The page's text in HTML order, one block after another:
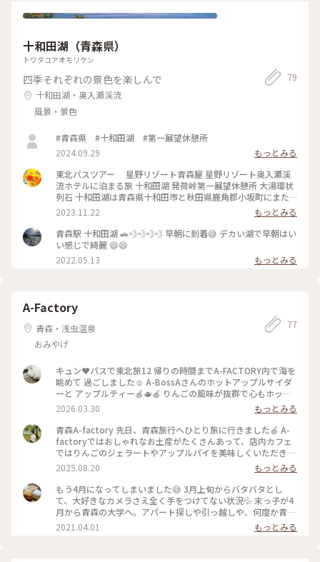
十和田湖（青森県）
トワダコアオモリケン
四季それぞれの景色を楽しんで
十和田湖・奥入瀬渓流
風景・景色
79
#青森県 #十和田湖 #第一展望休憩所
2024.09.29
もっとみる
東北バスツアー 星野リゾート青森屋 星野リゾート奥入瀬渓
流ホテルに泊まる旅 十和田湖 発荷峠第一展望休憩所 大湯環状
列石 十和田湖は青森県十和田市と秋田県鹿角郡小坂町にまた
がる湖です。 地図を見ると十和田湖の上に県境があります。こ
の県境は2008年に青森県と秋田県が十和田湖を「青森:秋田
=6:4」で分割することに合意して決められたのだそうです。
県境が決まらないと、十和田湖、約６１平方キロメートル分の
地方交付税約６７００万円がどこにも交付されないという大人
の事情があって湖の上に県境を作ったとか。 発荷峠第一展望
んぽ鍋を食べだあとは、バスの中からはユネスコ世界文化遺産
である大湯環状列石を見ることができました。縄文時代後期の
遺跡で、配石遺構や建物の柱跡、土器や石器も多数出土してい
る場所なのだそうです。 バスの運転手さんがゆっくりと通過し
スポットは十和田湖です。 #私のことりっぷ旅 #秋さんぽ #青
森県 #秋田県 #十和田湖 #県境は #小さな川でした
2023.11.22
もっとみる
青森駅 十和田湖 🚗💨💨💨💨 早朝に到着😅 デカい湖で早朝はい
い感じで綺麗 😄😄
2022.05.13
もっとみる
A-Factory
青森・浅虫温泉
おみやげ
77
キュン❤️パスで東北旅12 帰りの時間までA-FACTORY内で海を
眺めて 過ごしました☺️ A-BossAさんのホットアップルサイダ
ーと アップルティー🍎🫖🍎 りんごの風味が抜群で心もホッと
温まる美味しい 優しいドリンクです🥰 写真②はGelato
natura dueの青森産の素材に こだわったジェラートです🍨 私
が選んだのは青森産胡桃のジェラートと りんごのジェラート
🍨りんごは確かふじ🍎 甘過ぎない自然の甘さのジェラートと
りんごの 爽やかさが抜群です🤍🤍 旅の最後までりんご尽くし
🤭 お昼は駅ナカの鮨勘さんでサクッと済ませて🍣 A-FACTORY
で旅を振り返りのんびりタイム✨ 写真③は新青森駅🚉新幹線全
員集合〜🚅🤗 写真④は買って帰ったおみやげの一部です🛍️ 写
真右端、ごぼうチョコは青森屋オリジナル🍫 ごぼうが入った
新感覚の不思議なチョコ菓子❣️ コレ、抜群に美味しいです🥇 青
森屋に行ったらぜひ食べてみて欲しいです😆 もう一つオスス
メはアップルティーを頂いた A-BossAさんのりんご飴🍎🍎→
2026.03.30
もっとみる
青森A-factory 先日、青森旅行へひとり旅に行きました🍎 A-
factoryではおしゃれなお土産がたくさんあって、店内カフェ
ではりんごのジェラートやアップルパイを美味しくいただきま
した🥧 #青森 #a-factory #ひとり旅
2025.08.20
もっとみる
もう4月になってしまいました😅 3月上旬からバタバタとし
て、大好きなカメラさえ全く手をつけてない状況💦 末っ子が4
月から青森の大学へ。アパート探しや引っ越しや、何度か青森
市へ行ったり来たり。 せっかく青森に行っても、海を見て ♪
津軽海峡冬景色♪ を歌う余裕も無し😅 でもちゃっかりこのシ
2021.04.01 もっとみる